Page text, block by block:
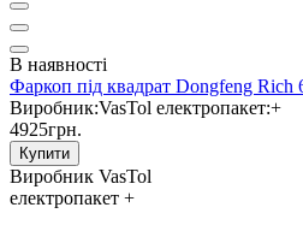
В наявності
Фаркоп під квадрат Dongfeng Rich
Виробник:VasTol електропакет:+
4925грн.
Купити
Виробник VasTol
електропакет +